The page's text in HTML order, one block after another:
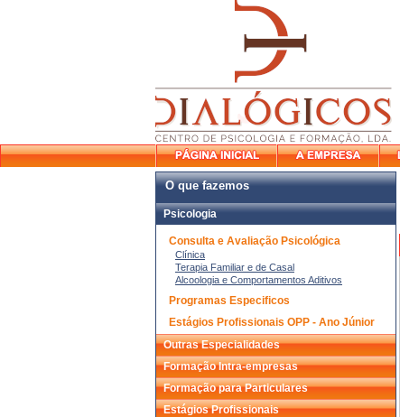
O que fazemos
Psicologia
Consulta e Avaliação Psicológica
Clínica
Terapia Familiar e de Casal
Alcoologia e Comportamentos Aditivos
Programas Especificos
Estágios Profissionais OPP - Ano Júnior
Outras Especialidades
Formação Intra-empresas
Formação para Particulares
Estágios Profissionais